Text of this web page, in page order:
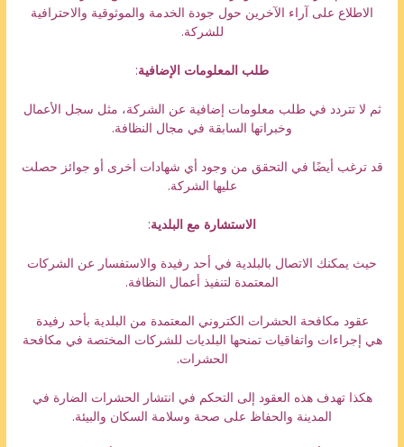
الاطلاع على آراء الآخرين حول جودة الخدمة والموثوقية والاحترافية
للشركة.
طلب المعلومات الإضافية:
ثم لا تتردد في طلب معلومات إضافية عن الشركة، مثل سجل الأعمال
وخبراتها السابقة في مجال النظافة.
قد ترغب أيضًا في التحقق من وجود أي شهادات أخرى أو جوائز حصلت
عليها الشركة.
الاستشارة مع البلدية:
حيث يمكنك الاتصال بالبلدية في أحد رفيدة والاستفسار عن الشركات
المعتمدة لتنفيذ أعمال النظافة.
عقود مكافحة الحشرات الكتروني المعتمدة من البلدية بأحد رفيدة
هي إجراءات واتفاقيات تمنحها البلديات للشركات المختصة في مكافحة
الحشرات.
هكذا تهدف هذه العقود إلى التحكم في انتشار الحشرات الضارة في
المدينة والحفاظ على صحة وسلامة السكان والبيئة.